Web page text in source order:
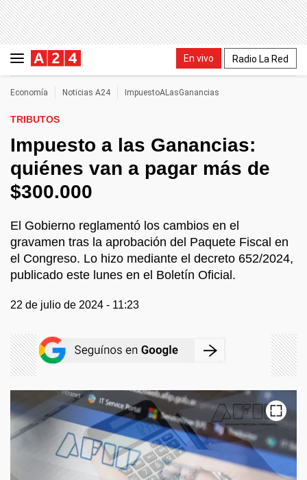
En vivo Radio La Red
Economía Noticias A24 ImpuestoALasGanancias
TRIBUTOS
Impuesto a las Ganancias:
quiénes van a pagar más de
$300.000
El Gobierno reglamentó los cambios en el
gravamen tras la aprobación del Paquete Fiscal en
el Congreso. Lo hizo mediante el decreto 652/2024,
publicado este lunes en el Boletín Oficial.
22 de julio de 2024 - 11:23